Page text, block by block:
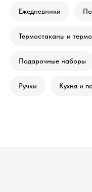
Ежедневники
Термостаканы и
Подарочные наборы
Ручки Кухня и